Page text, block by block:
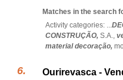
Matches in the search
Activity categories: ...
CONSTRUÇÃO, S.A.,
material decoração,
Ourirevasca -